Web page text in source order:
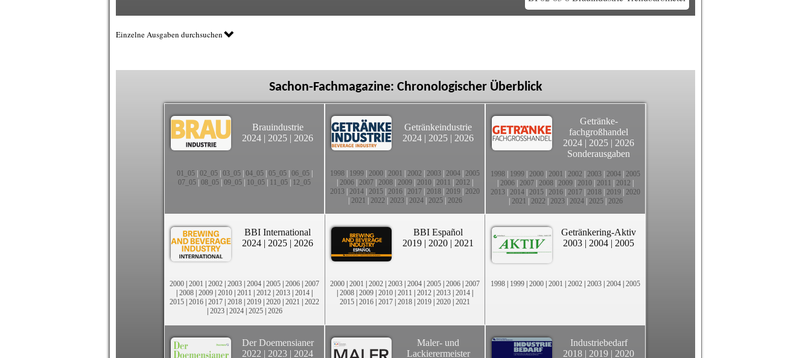
Einzelne Ausgaben durchsuchen
Sachon-Fachmagazine: Chronologischer Überblick
Brauindustrie
2024 | 2025 | 2026
01_05| 02_05| 03_05| 04_05| 05_05| 06_05|
07_05 08_05 09_05 10_05 11_05 12_05
Getränkeindustrie
2024 | 2025 | 2026
1998 1999 2000 2001 2002 2003 2004 2005
2006 2007 2008 2009 2010 2011 2012
2013 2014 2015 2016 2017 2018 2019 2020
2021 2022 2023| 2024| 2025| 2026
Getränke-
fachgroßhandel
2024 | 2025 | 2026
Sonderausgaben
1998 1999 2000 2001 2002 2003 2004 2005
2006 2007 2008 2009 2010 2011 2012
2013 2014 2015 2016 2017 2018 2019 2020
2021 2022 2023| 2024| 2025| 2026
BBI International
2024 | 2025 | 2026
2000 | 2001 | 2002 | 2003 | 2004 | 2005 | 2006 | 2007
| 2008 | 2009 | 2010 | 2011 | 2012 | 2013 | 2014 |
2015 | 2016 | 2017 | 2018 | 2019 | 2020 | 2021 | 2022
| 2023| 2024| 2025| 2026
BBI Español
2019 | 2020 | 2021
2000 | 2001 | 2002 | 2003 | 2004 | 2005 | 2006 | 2007
| 2008 | 2009 | 2010 | 2011 | 2012 | 2013 | 2014 |
2015 | 2016 | 2017 | 2018 | 2019 | 2020 | 2021
Getränkering-Aktiv
2003 | 2004 | 2005
1998 | 1999 | 2000 | 2001 | 2002 | 2003 | 2004 | 2005
Der Doemensianer
2022 | 2023 | 2024
Maler- und
Lackierermeister
Industriebedarf
2018 | 2019 | 2020